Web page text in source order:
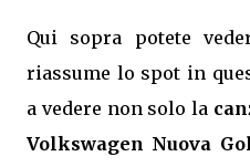
Qui sopra potete
riassume lo spot in
a vedere non solo la
Volkswagen Nuova